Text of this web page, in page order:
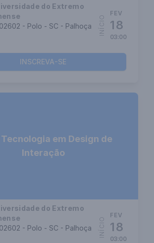
do Extremo
- Polo - SC - Palhoça
INÍCIO
FEV
18
03:00
INSCREVA-SE
Tecnologia em Design de
Interação
do Extremo
- Polo - SC - Palhoça
INÍCIO
FEV
18
03:00